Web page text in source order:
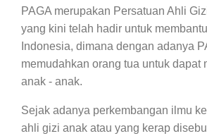
PAGA merupakan Persatuan Ahli
yang kini telah hadir untuk
Indonesia, dimana dengan adanya
memudahkan orang tua untuk dapat
anak - anak.
Sejak adanya perkembangan ilmu
ahli gizi anak atau yang kerap